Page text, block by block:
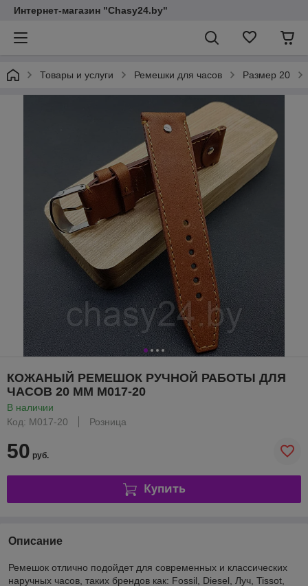
Интернет-магазин "Chasy24.by"
Товары и услуги Ремешки для часов Размер 20
КОЖАНЫЙ РЕМЕШОК РУЧНОЙ РАБОТЫ ДЛЯ
ЧАСОВ 20 ММ M017-20
В наличии
Код: M017-20
Розница
50 руб.
Купить
Описание
Ремешок отлично подойдет для современных и классических
наручных часов, таких брендов как: Fossil, Diesel, Луч, Tissot,